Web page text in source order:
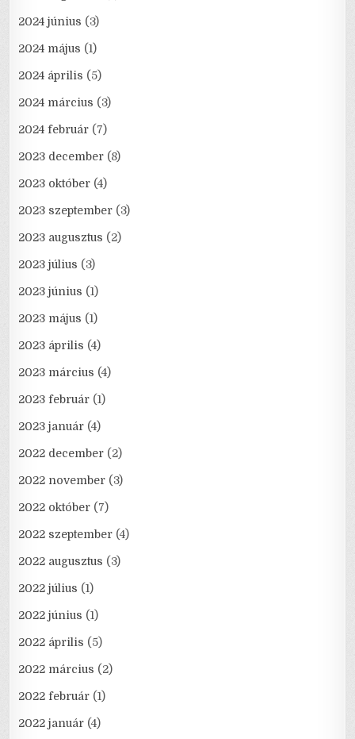
2024 június (3)
2024 május (1)
2024 április (5)
2024 március (3)
2024 február (7)
2023 december (8)
2023 október (4)
2023 szeptember (3)
2023 augusztus (2)
2023 július (3)
2023 június (1)
2023 május (1)
2023 április (4)
2023 március (4)
2023 február (1)
2023 január (4)
2022 december (2)
2022 november (3)
2022 október (7)
2022 szeptember (4)
2022 augusztus (3)
2022 július (1)
2022 június (1)
2022 április (5)
2022 március (2)
2022 február (1)
2022 január (4)